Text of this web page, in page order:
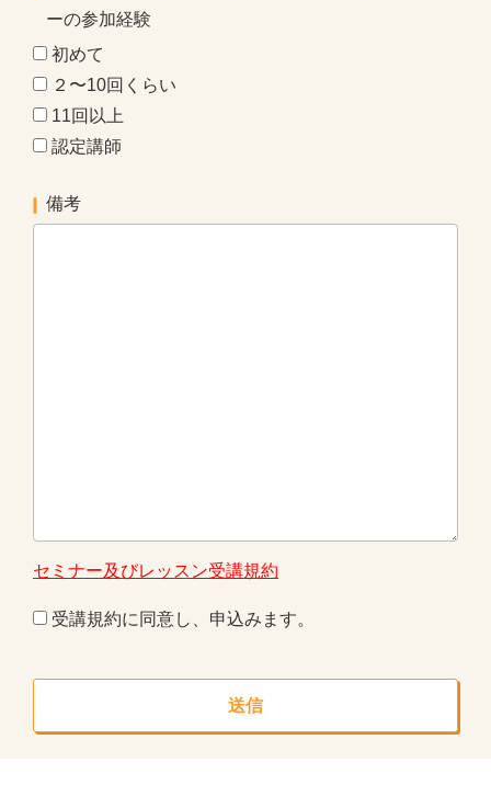
ーの参加経験
初めて
２〜10回くらい
11回以上
認定講師
備考
セミナー及びレッスン受講規約
受講規約に同意し、申込みます。